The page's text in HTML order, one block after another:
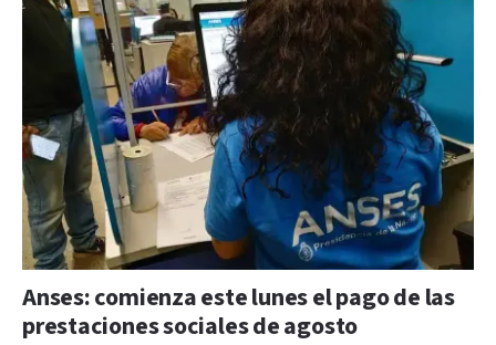
Anses: comienza este lunes el pago de las
prestaciones sociales de agosto